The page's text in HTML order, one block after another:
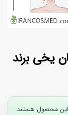
یخی برند
محصول هستند